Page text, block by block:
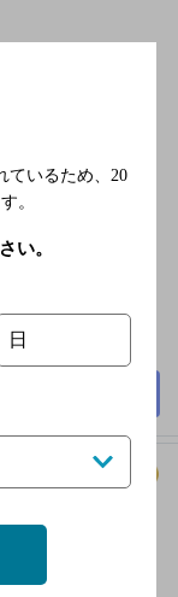
ューがズラ
島神宮駅より
日休業
カウンターを
いるため、 20
。
い。
日